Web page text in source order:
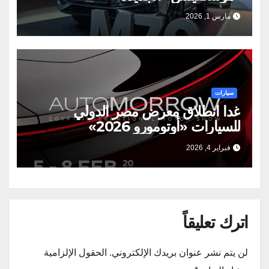
مارس 1, 2026
سيارات
غدا انطلاق معرض مصر الدولي
للسيارات «أوتومورو 2026»
فبراير 4, 2026
اترك تعليقاً
لن يتم نشر عنوان بريدك الإلكتروني. الحقول الإلزامية